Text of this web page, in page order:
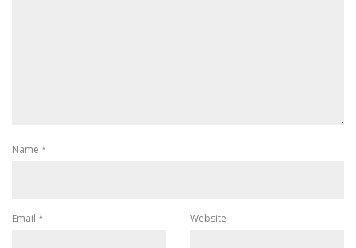
Name *
Email * Website